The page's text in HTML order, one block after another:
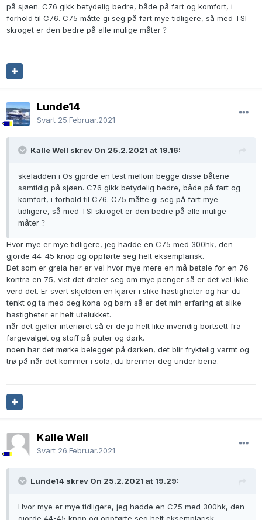
PS: Jeg har ikke prøvd noen av dem.
på sjøen. C76 gikk betydelig bedre, både på fart og komfort, i
forhold til C76. C75 måtte gi seg på fart mye tidligere, så med TSI
skroget er den bedre på alle mulige måter ?
Lunde14
Svart 25.Februar.2021
Kalle Well skrev On 25.2.2021 at 19.16:
skeladden i Os gjorde en test mellom begge disse båtene
samtidig på sjøen. C76 gikk betydelig bedre, både på fart og
komfort, i forhold til C76. C75 måtte gi seg på fart mye
tidligere, så med TSI skroget er den bedre på alle mulige
måter ?
Hvor mye er mye tidligere, jeg hadde en C75 med 300hk, den
gjorde 44-45 knop og oppførte seg helt eksemplarisk.
Det som er greia her er vel hvor mye mere en må betale for en 76
kontra en 75, vist det dreier seg om mye penger så er det vel ikke
verd det. Er svert skjelden en kjører i slike hastigheter og har du
tenkt og ta med deg kona og barn så er det min erfaring at slike
hastigheter er helt utelukket.
når det gjeller interiøret så er de jo helt like invendig bortsett fra
fargevalget og stoff på puter og dørk.
noen har det mørke belegget på dørken, det blir fryktelig varmt og
trø på når det kommer i sola, du brenner deg under bena.
Kalle Well
Svart 26.Februar.2021
Lunde14 skrev On 25.2.2021 at 19.29:
Hvor mye er mye tidligere, jeg hadde en C75 med 300hk, den